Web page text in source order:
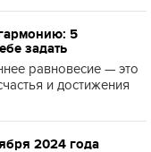
5
задать
равновесие — это
и достижения
2024 года